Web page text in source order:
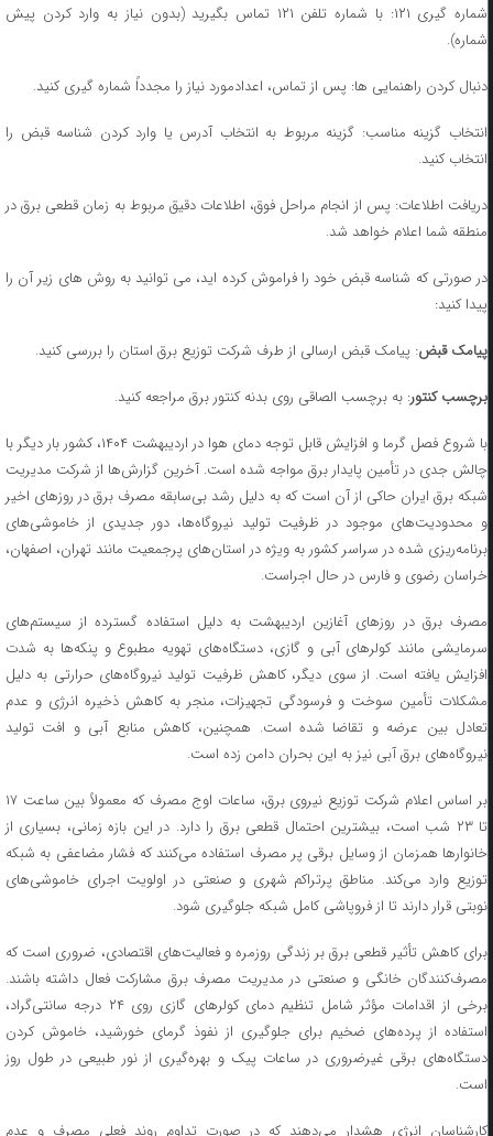
شماره گیری ۱۲۱: با شماره تلفن ۱۲۱ تماس بگیرید (بدون نیاز به وارد کردن پیش
شماره).
دنبال کردن راهنمایی ها: پس از تماس، اعدادمورد نیاز را مجدداً شماره گیری کنید.
انتخاب گزینه مناسب: گزینه مربوط به انتخاب آدرس یا وارد کردن شناسه قبض را
انتخاب کنید.
دریافت اطلاعات: پس از انجام مراحل فوق، اطلاعات دقیق مربوط به زمان قطعی برق در
منطقه شما اعلام خواهد شد.
در صورتی که شناسه قبض خود را فراموش کرده اید، می توانید به روش های زیر آن را
پیدا کنید:
پیامک قبض: پیامک قبض ارسالی از طرف شرکت توزیع برق استان را بررسی کنید.
برچسب کنتور: به برچسب الصاقی روی بدنه کنتور برق مراجعه کنید.
با شروع فصل گرما و افزایش قابل توجه دمای هوا در اردیبهشت ۱۴۰۴، کشور بار دیگر با
چالش جدی در تأمین پایدار برق مواجه شده است. آخرین گزارش‌ها از شرکت مدیریت
شبکه برق ایران حاکی از آن است که به دلیل رشد بی‌سابقه مصرف برق در روزهای اخیر
و محدودیت‌های موجود در ظرفیت تولید نیروگاه‌ها، دور جدیدی از خاموشی‌های
برنامه‌ریزی شده در سراسر کشور به ویژه در استان‌های پرجمعیت مانند تهران، اصفهان،
خراسان رضوی و فارس در حال اجراست.
مصرف برق در روزهای آغازین اردیبهشت به دلیل استفاده گسترده از سیستم‌های
سرمایشی مانند کولرهای آبی و گازی، دستگاه‌های تهویه مطبوع و پنکه‌ها به شدت
افزایش یافته است. از سوی دیگر، کاهش ظرفیت تولید نیروگاه‌های حرارتی به دلیل
مشکلات تأمین سوخت و فرسودگی تجهیزات، منجر به کاهش ذخیره انرژی و عدم
تعادل بین عرضه و تقاضا شده است. همچنین، کاهش منابع آبی و افت تولید
نیروگاه‌های برق آبی نیز به این بحران دامن زده است.
بر اساس اعلام شرکت توزیع نیروی برق، ساعات اوج مصرف که معمولاً بین ساعت ۱۷
تا ۲۳ شب است، بیشترین احتمال قطعی برق را دارد. در این بازه زمانی، بسیاری از
خانوارها همزمان از وسایل برقی پر مصرف استفاده می‌کنند که فشار مضاعفی به شبکه
توزیع وارد می‌کند. مناطق پرتراکم شهری و صنعتی در اولویت اجرای خاموشی‌های
نوبتی قرار دارند تا از فروپاشی کامل شبکه جلوگیری شود.
برای کاهش تأثیر قطعی برق بر زندگی روزمره و فعالیت‌های اقتصادی، ضروری است که
مصرف‌کنندگان خانگی و صنعتی در مدیریت مصرف برق مشارکت فعال داشته باشند.
برخی از اقدامات مؤثر شامل تنظیم دمای کولرهای گازی روی ۲۴ درجه سانتی‌گراد،
استفاده از پرده‌های ضخیم برای جلوگیری از نفوذ گرمای خورشید، خاموش کردن
دستگاه‌های برقی غیرضروری در ساعات پیک و بهره‌گیری از نور طبیعی در طول روز
است.
کارشناسان انرژی هشدار می‌دهند که در صورت تداوم روند فعلی مصرف و عدم